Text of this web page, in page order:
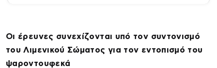
Οι έρευνες συνεχίζονται υπό τον συντονισμό
του Λιμενικού Σώματος για τον εντοπισμό του
ψαροντουφεκά